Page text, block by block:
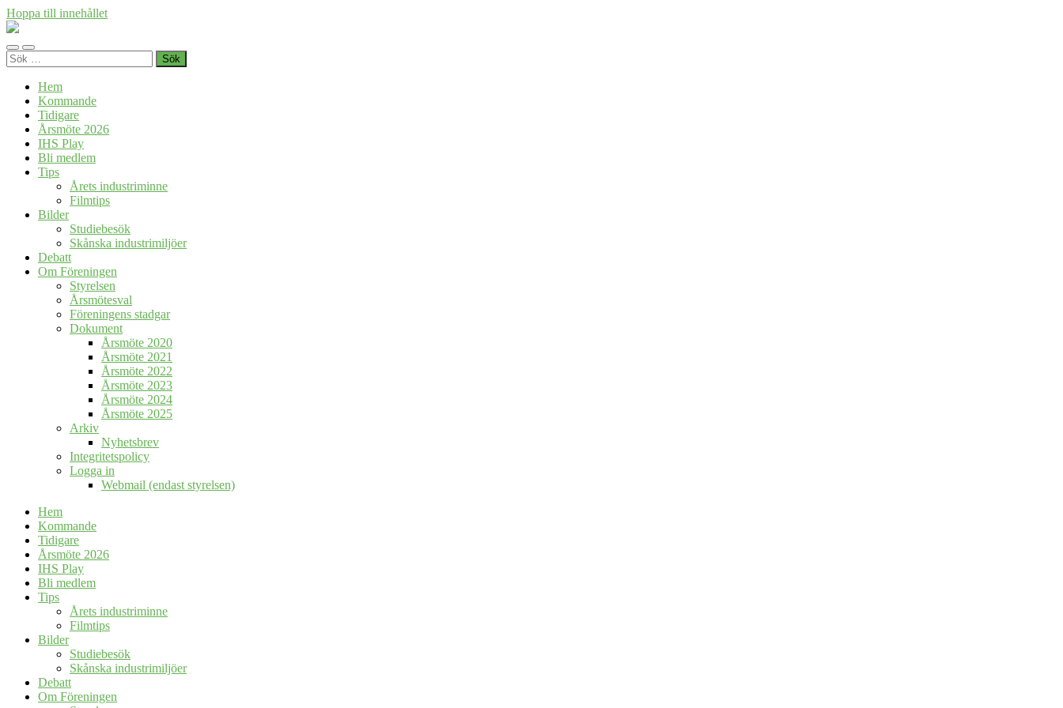
Hoppa till innehållet
Föreningen
i
Skåne
Slå
på/av
Slå
på/av
Sök
efter:
Hem
Kommande
Tidigare
Årsmöte 2026
IHS Play
Bli medlem
Tips
Årets industriminne
Filmtips
Bilder
Studiebesök
Skånska industrimiljöer
Debatt
Om Föreningen
Styrelsen
Årsmötesval
Föreningens stadgar
Dokument
Årsmöte 2020
Årsmöte 2021
Årsmöte 2022
Årsmöte 2023
Årsmöte 2024
Årsmöte 2025
Arkiv
Nyhetsbrev
Integritetspolicy
Logga in
Webmail (endast styrelsen)
Hem
Kommande
Tidigare
Årsmöte 2026
IHS Play
Bli medlem
Tips
Årets industriminne
Filmtips
Bilder
Studiebesök
Skånska industrimiljöer
Debatt
Om Föreningen